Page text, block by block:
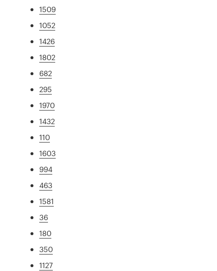
1509
1052
1426
1802
682
295
1970
1432
110
1603
994
463
1581
36
180
350
1127